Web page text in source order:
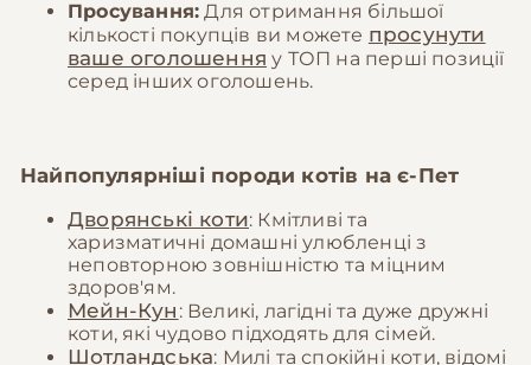
Просування: Для отримання більшої
кількості покупців ви можете просунути
ваше оголошення у ТОП на перші позиції
серед інших оголошень.
Найпопулярніші породи котів нає-Пет
Дворянські коти: Кмітливі та
харизматичні домашні улюбленці з
неповторною зовнішністю та міцним
здоров'ям.
Мейн-Кун : Великі, лагідні та дуже дружні
коти, які чудово підходять для сімей.
Шотландська: Милі та спокійні коти, відомі